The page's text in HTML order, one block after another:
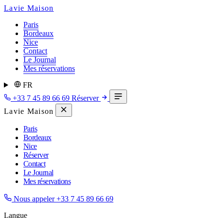
Lavie Maison
Paris
Bordeaux
Nice
Contact
Le Journal
Mes réservations
FR
+33 7 45 89 66 69 Réserver
Lavie Maison
Paris
Bordeaux
Nice
Réserver
Contact
Le Journal
Mes réservations
Nous appeler +33 7 45 89 66 69
Langue